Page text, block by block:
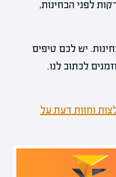
לפני הבחינות,
יש לכם טיפים
לכתוב לנו.
וחוות דעת על